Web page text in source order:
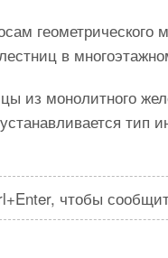
геометрического
в
из монолитного
тип
чтобы